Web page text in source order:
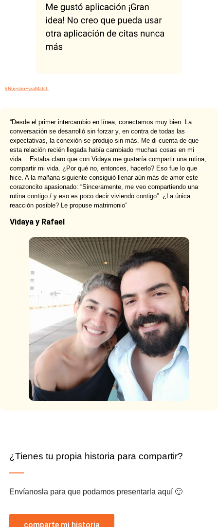
#NuestroFyraMatch
“Desde el primer intercambio en línea, conectamos muy bien. La
conversación se desarrolló sin forzar y, en contra de todas las
expectativas, la conexión se produjo sin más. Me di cuenta de que
esta relación recién llegada había cambiado muchas cosas en mi
vida… Estaba claro que con Vidaya me gustaría compartir una rutina,
compartir mi vida. ¿Por qué no, entonces, hacerlo? Eso fue lo que
hice. A la mañana siguiente consiguió llenar aún más de amor este
corazoncito apasionado: “Sinceramente, me veo compartiendo una
rutina contigo / y eso es poco decir viviendo contigo”. ¿La única
reacción posible? Le propuse matrimonio”
Vidaya y Rafael
¿Tienes tu propia historia para compartir?
Envíanosla para que podamos presentarla aquí 🙂
comparte mi historia